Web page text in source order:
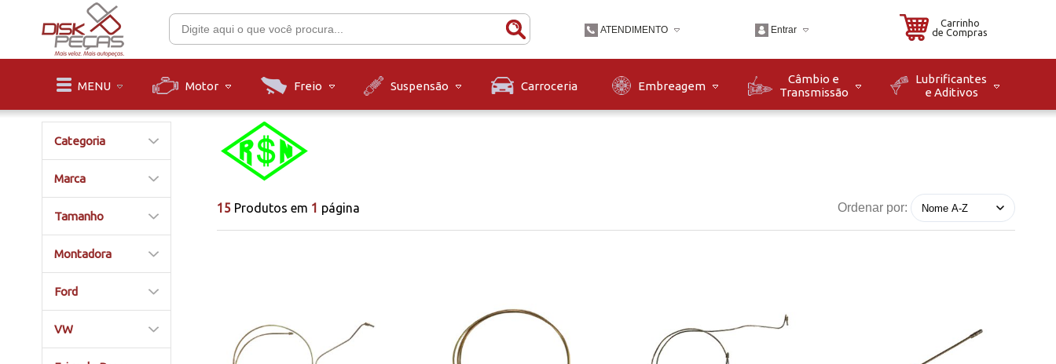
ATENDIMENTO
(47)36319900
Entrar
Carrinho
de Compras
MENU Motor Freio Suspensão Carroceria Embreagem
Câmbio e
Transmissão
Lubrificantes
e Aditivos
Categoria
Marca
Tamanho
Montadora
Ford
VW
15 Produtos em 1 página Ordenar por: